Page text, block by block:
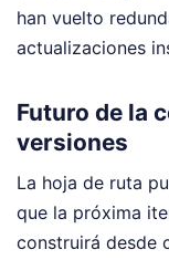
han vuelto
actualizaciones
Futuro de la
versiones
La hoja de ruta
que la próxima
construirá desde